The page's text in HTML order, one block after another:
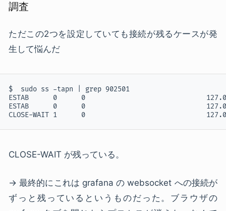
調査
ただこの2つを設定していても接続が残るケースが発
生して悩んだ
$
ESTAB      0      0
ESTAB      0      0
CLOSE-WAIT 1      0
CLOSE-WAIT が残っている。
→ 最終的にこれは grafana の websocket への接続が
ずっと残っているというものだった。ブラウザの